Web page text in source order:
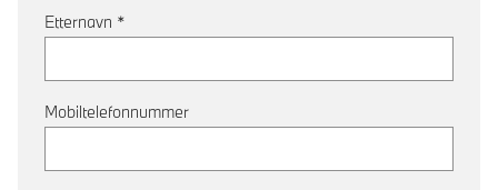
Etternavn *
Mobiltelefonnummer